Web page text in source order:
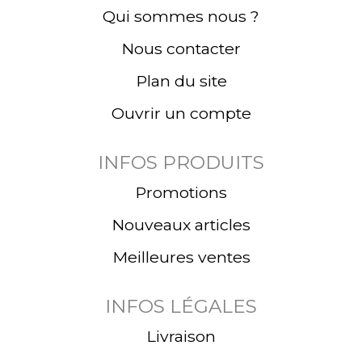
Qui sommes nous ?
Nous contacter
Plan du site
Ouvrir un compte
INFOS PRODUITS
Promotions
Nouveaux articles
Meilleures ventes
INFOS LÉGALES
Livraison